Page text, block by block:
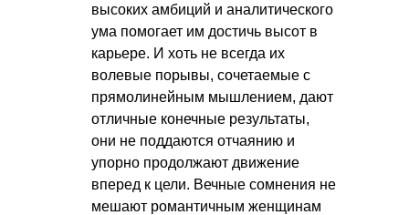
высоких амбиций и аналитического
ума помогает им достичь высот в
карьере. И хоть не всегда их
волевые порывы, сочетаемые с
прямолинейным мышлением, дают
отличные конечные результаты,
они не поддаются отчаянию и
упорно продолжают движение
вперед к цели. Вечные сомнения не
мешают романтичным женщинам